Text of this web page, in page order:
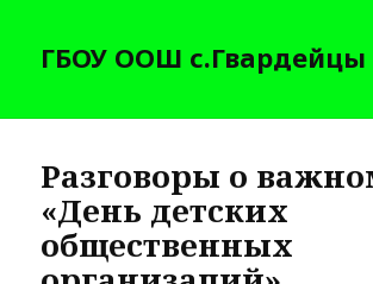
ГБОУ ООШ с.Гвардейцы
Разговоры о
«День детских
общественных